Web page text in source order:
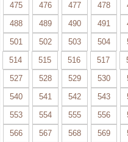
475 476 477 478
488 489 490 491
501 502 503 504
514 515 516 517
527 528 529 530
540 541 542 543
553 554 555 556
566 567 568 569